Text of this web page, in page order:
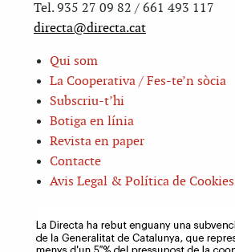
Tel. 935 27 09 82 / 661 493 117
directa@directa.cat
Qui som
La Cooperativa / Fes-te’n sòcia
Subscriu-t’hi
Botiga en línia
Revista en paper
Contacte
Avis Legal & Política de Cookies